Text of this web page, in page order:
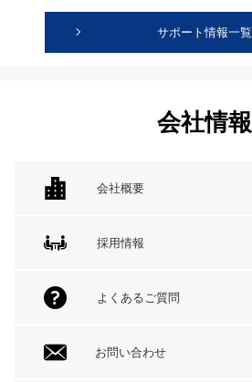
サポート情報一覧
会社情報
会社概要
採用情報
よくあるご質問
お問い合わせ